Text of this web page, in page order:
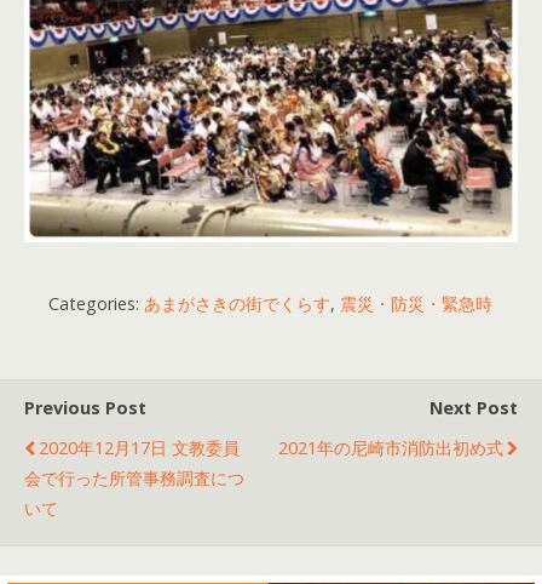
Categories: あまがさきの街でくらす, 震災・防災・緊急時
Previous Post
2020年12月17日 文教委員
会で行った所管事務調査につ
いて
Next Post
2021年の尼崎市消防出初め式